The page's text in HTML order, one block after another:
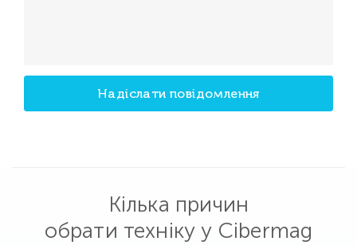
Надіслати повідомлення
Кілька причин
обрати техніку у Cibermag